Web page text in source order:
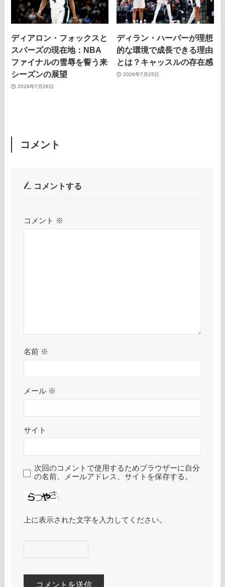
ディアロン・フォックスと
スパーズの現在地：NBA
ファイナルの雪辱を誓う来
シーズンの展望
2026年7月26日
ディラン・ハーパーが理想
的な環境で成長できる理由
とは？キャッスルの存在感
2026年7月25日
コメント
コメントする
コメント ※
名前 ※
メール ※
サイト
次回のコメントで使用するためブラウザーに自分
の名前、メールアドレス、サイトを保存する。
上に表示された文字を入力してください。